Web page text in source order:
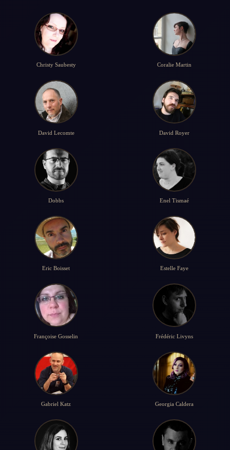
Christy Saubesty Coralie Martin
David Lecomte David Royer
Dobbs Enel Tismaé
Eric Boisset Estelle Faye
Françoise Gosselin Frédéric Livyns
Gabriel Katz Georgia Caldera